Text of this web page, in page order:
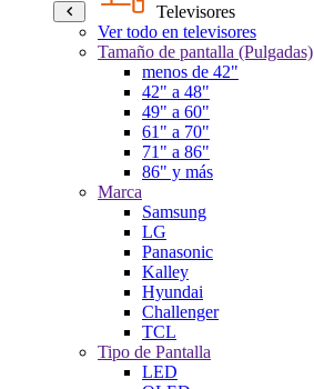
Televisores
Ver todo en televisores
Tamaño de pantalla (Pulgadas)
menos de 42"
42" a 48"
49" a 60"
61" a 70"
71" a 86"
86" y más
Marca
Samsung
LG
Panasonic
Kalley
Hyundai
Challenger
TCL
Tipo de Pantalla
LED